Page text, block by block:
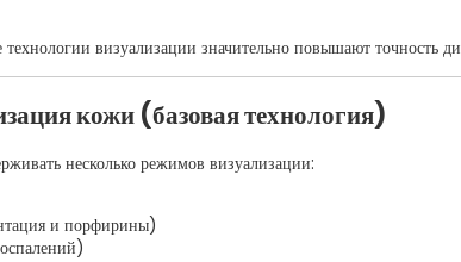
визуализации значительно повышают точность
кожи (базовая технология)
несколько режимов визуализации:
и порфирины)